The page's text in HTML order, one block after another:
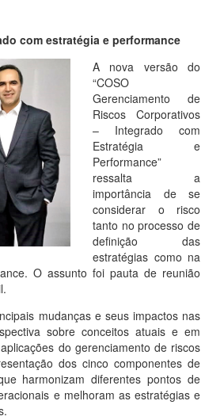
com estratégia e performance
A nova versão do
“COSO
Gerenciamento de
Riscos Corporativos
– Integrado com
Estratégia e
Performance”
ressalta a
importância de se
considerar o risco
tanto no processo de
definição das
estratégias como na
O assunto foi pauta de reunião
mudanças e seus impactos nas
sobre conceitos atuais e em
do gerenciamento de riscos
dos cinco componentes de
harmonizam diferentes pontos de
e melhoram as estratégias e